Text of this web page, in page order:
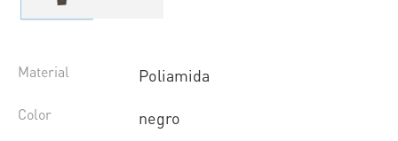
Material Poliamida
Color negro